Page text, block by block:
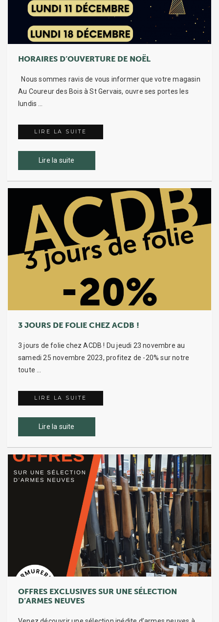
HORAIRES D’OUVERTURE DE NOËL
Nous sommes ravis de vous informer que votre magasin
Au Coureur des Bois à St Gervais, ouvre ses portes les
lundis …
LIRE LA SUITE
Lire la suite
3 JOURS DE FOLIE CHEZ ACDB !
3 jours de folie chez ACDB ! Du jeudi 23 novembre au
samedi 25 novembre 2023, profitez de -20% sur notre
toute …
LIRE LA SUITE
Lire la suite
OFFRES EXCLUSIVES SUR UNE SÉLECTION
D’ARMES NEUVES